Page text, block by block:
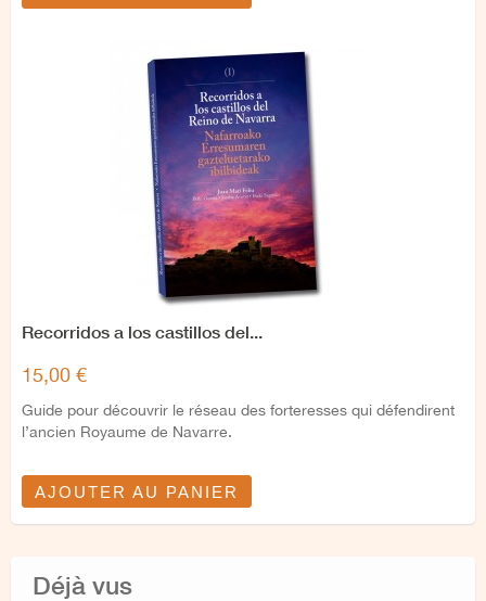
Recorridos a los castillos del...
15,00 €
Guide pour découvrir le réseau des forteresses qui défendirent
l’ancien Royaume de Navarre.
AJOUTER AU PANIER
Déjà vus